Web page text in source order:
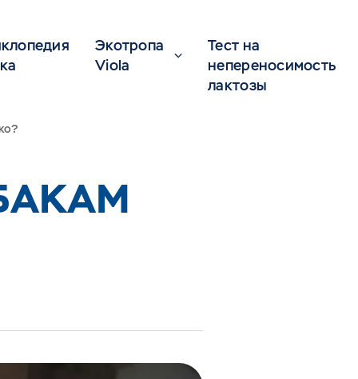
Экотропа
Viola
Тест на
непереносимость
лактозы